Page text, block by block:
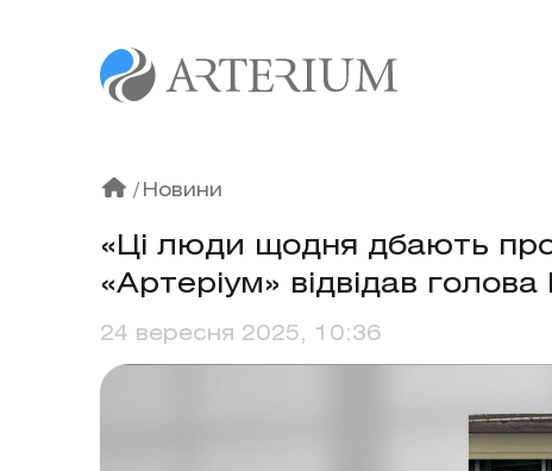
/ Новини
«Ці люди щодня дбають
«Артеріум» відвідав
24 вересня 2025, 10:36